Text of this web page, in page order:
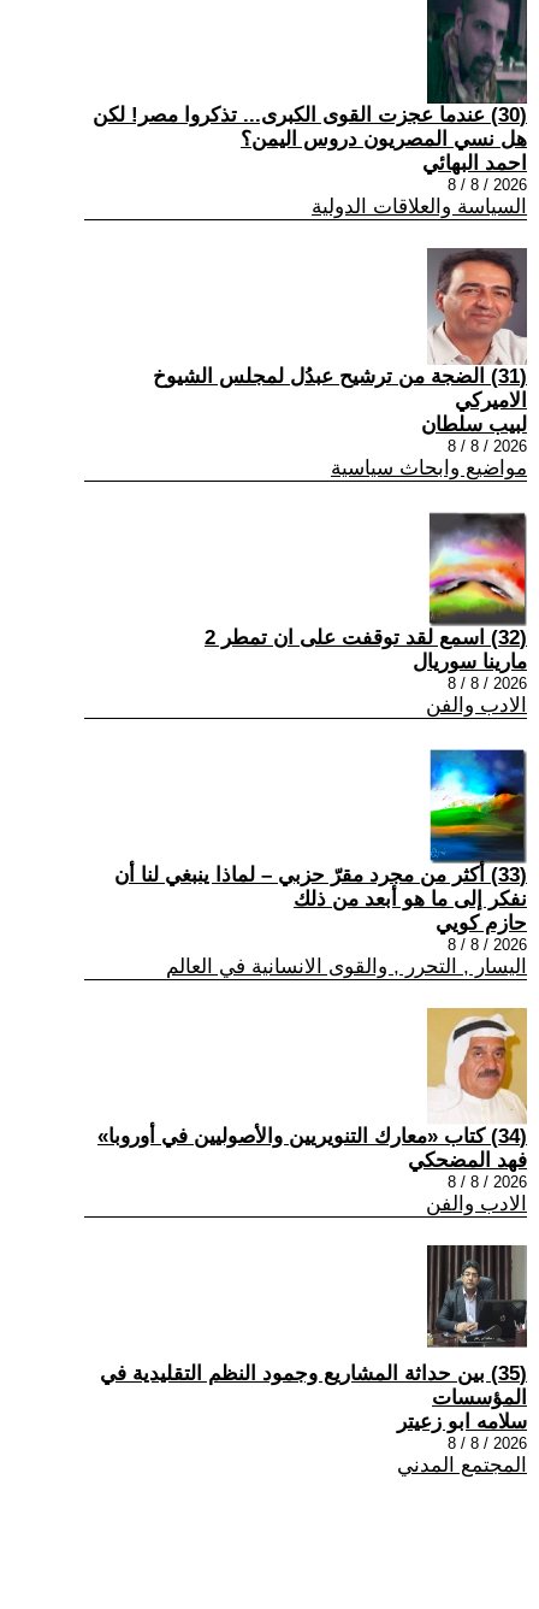
(30) عندما عجزت القوى الكبرى... تذكروا مصر! لكن
هل نسي المصريون دروس اليمن؟
احمد البهائي
2026 / 8 / 8
السياسة والعلاقات الدولية
(31) الضجة من ترشيح عبدُل لمجلس الشيوخ
الاميركي
لبيب سلطان
2026 / 8 / 8
مواضيع وابحاث سياسية
(32) اسمع لقد توقفت على ان تمطر 2
مارينا سوريال
2026 / 8 / 8
الادب والفن
(33) أكثر من مجرد مقرّ حزبي – لماذا ينبغي لنا أن
نفكر إلى ما هو أبعد من ذلك
حازم كويي
2026 / 8 / 8
اليسار , التحرر , والقوى الانسانية في العالم
(34) كتاب «معارك التنويريين والأصوليين في أوروبا»
فهد المضحكي
2026 / 8 / 8
الادب والفن
(35) بين حداثة المشاريع وجمود النظم التقليدية في
المؤسسات
سلامه ابو زعيتر
2026 / 8 / 8
المجتمع المدني